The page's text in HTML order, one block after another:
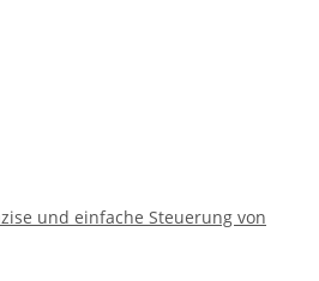
und einfache Steuerung von